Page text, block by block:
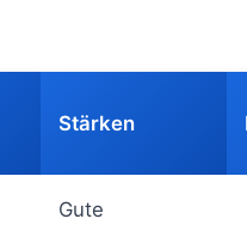
Stärken
Gute